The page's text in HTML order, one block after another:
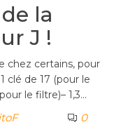
la
J !
chez certains, pour
clé de 17 (pour le
le filtre)– 1,3…
0